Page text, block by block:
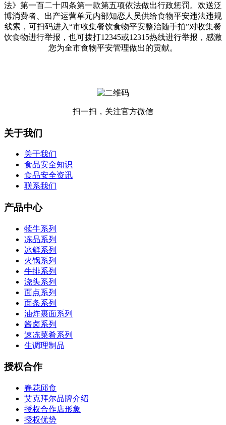
法》第一百二十四条第一款第五项依法做出行政惩罚。欢送泛
博消费者、出产运营单元内部知恋人员供给食物平安违法违规
线索，可扫码进入“市收集餐饮食物平安整治随手拍”对收集餐
饮食物进行举报，也可拨打12345或12315热线进行举报，感激
您为全市食物平安管理做出的贡献。
扫一扫，关注官方微信
关于我们
关于我们
食品安全知识
食品安全资讯
联系我们
产品中心
犊牛系列
冻品系列
冰鲜系列
火锅系列
牛排系列
浇头系列
面点系列
面条系列
油炸裹面系列
酱卤系列
速冻菜肴系列
生调理制品
授权合作
春花邱食
艾克拜尔品牌介绍
授权合作店形象
授权优势